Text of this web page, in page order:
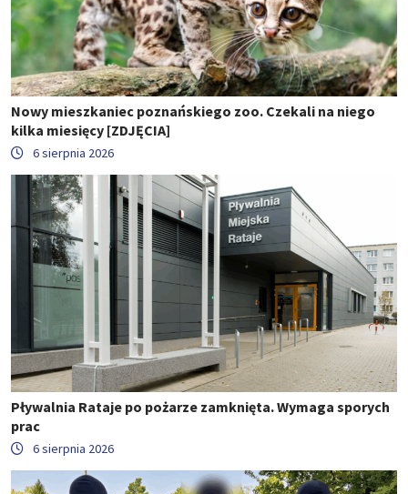
Nowy mieszkaniec poznańskiego zoo. Czekali na niego
kilka miesięcy [ZDJĘCIA]
6 sierpnia 2026
Pływalnia Rataje po pożarze zamknięta. Wymaga sporych
prac
6 sierpnia 2026